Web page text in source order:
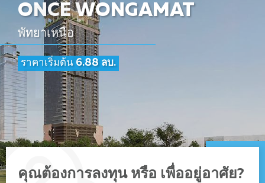
ONCE WONGAMAT
พัทยาเหนือ
ราคาเริ่มต้น 6.88 ลบ.
คุณต้องการลงทุน หรือ เพื่ออยู่อาศัย?